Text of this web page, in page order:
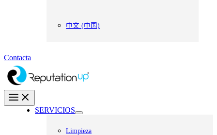
中文 (中国)
Contacta
SERVICIOS
Limpieza